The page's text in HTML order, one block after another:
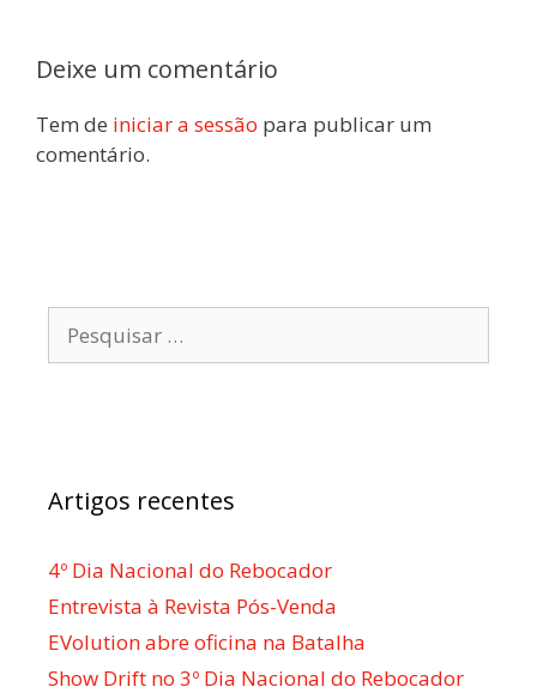
Deixe um comentário
Tem de iniciar a sessão para publicar um
comentário.
por:
Artigos recentes
4º Dia Nacional do Rebocador
Entrevista à Revista Pós-Venda
EVolution abre oficina na Batalha
Show Drift no 3º Dia Nacional do Rebocador